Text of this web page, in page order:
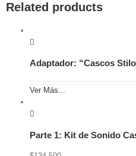
Related products
Adaptador: “Cascos
Ver Más...
Parte 1: Kit de Sonido